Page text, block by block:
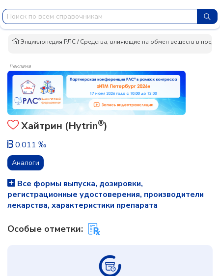
Энциклопедия РЛС/Средства, влияющие на обмен веществ в
Реклама
Хайтрин (Hytrin®)
0.011 ‰
Аналоги
Все формы выпуска, дозировки,
регистрационные удостоверения, производители
лекарства, характеристики препарата
Особые отметки: